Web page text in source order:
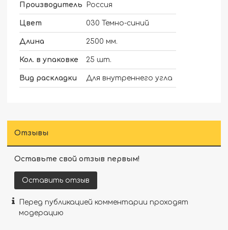
Производитель Россия
Цвет 030 Темно-синий
Длина 2500 мм.
Кол. в упаковке 25 шт.
Вид раскладки Для внутреннего угла
Отзывы
Оставьте свой отзыв первым!
Оставить отзыв
Перед публикацией комментарии проходят
модерацию